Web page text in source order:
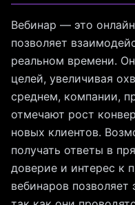
Вебинар — это
позволяет
реальном времени.
целей, увеличивая
среднем, компании,
отмечают рост
новых клиентов.
получать ответы в
доверие и интерес к
вебинаров